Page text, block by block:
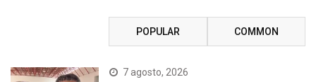
POPULAR COMMON
7 agosto, 2026